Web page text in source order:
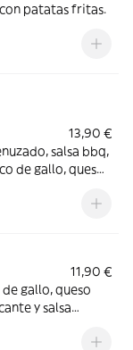
patatas fritas.
13,90 €
salsa bbq,
de gallo, queso
11,90 €
gallo, queso
y salsa